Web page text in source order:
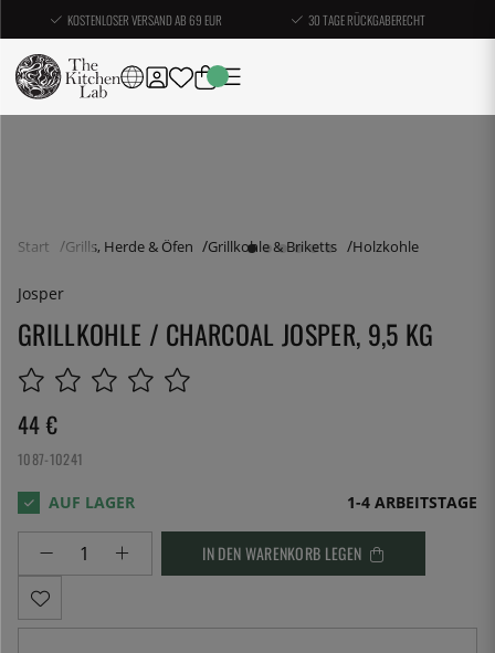
KOSTENLOSER VERSAND AB 69 EUR 30 TAGE RÜCKGABERECHT
Start Grills, Herde & Öfen Grillkohle & Briketts Holzkohle
Josper
GRILLKOHLE / CHARCOAL JOSPER, 9,5 KG
44 €
1087-10241
1-4 ARBEITSTAGE
IN DEN WARENKORB LEGEN